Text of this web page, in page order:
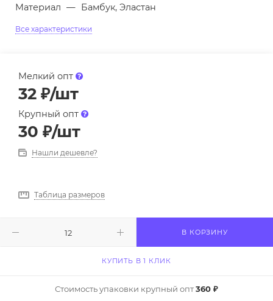
Материал — Бамбук, Эластан
Все характеристики
Мелкий опт
32 ₽/шт
Крупный опт
30 ₽/шт
Нашли дешевле?
Таблица размеров
В КОРЗИНУ
КУПИТЬ В 1 КЛИК
Стоимость упаковки крупный опт360 ₽